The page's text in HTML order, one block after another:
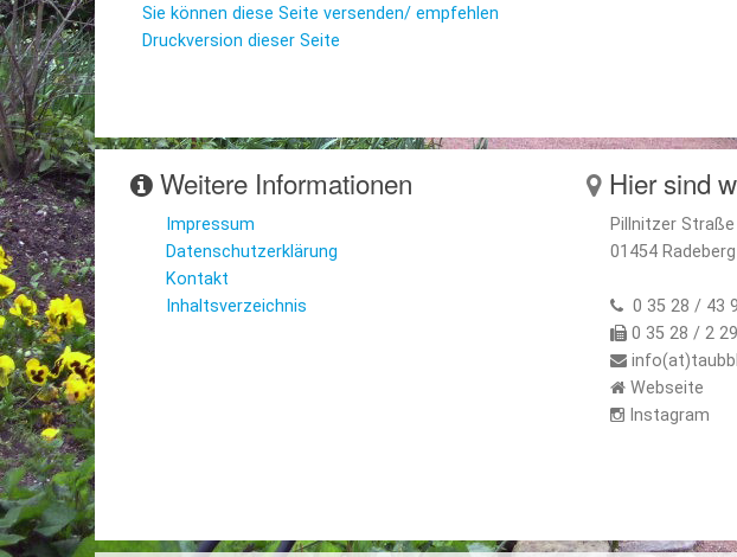
Sie können diese Seite versenden/ empfehlen
Druckversion dieser Seite
Weitere Informationen
Impressum
Datenschutzerklärung
Kontakt
Inhaltsverzeichnis
Hier sind
Pillnitzer Straße
01454 Radeberg
0 35 28 / 43
0 35 28 / 2
Webseite
Instagram